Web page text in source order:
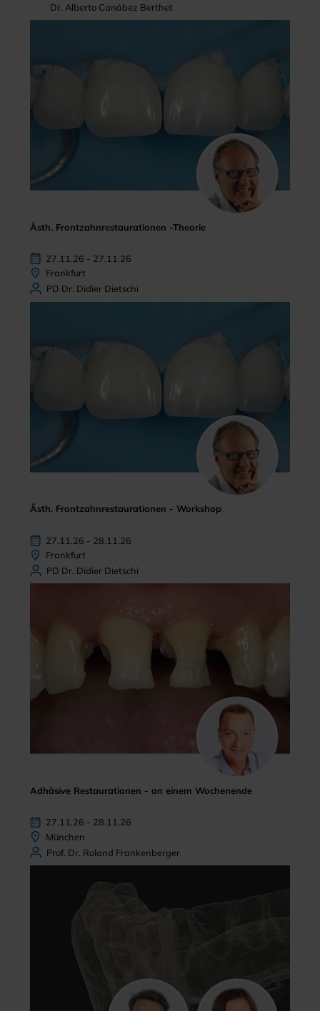
Dr. Alberto Canábez Berthet
Ästh. Frontzahnrestaurationen -Theorie
27.11.26 - 27.11.26
Frankfurt
PD Dr. Didier Dietschi
Ästh. Frontzahnrestaurationen - Workshop
27.11.26 - 28.11.26
Frankfurt
PD Dr. Didier Dietschi
Adhäsive Restaurationen - an einem Wochenende
27.11.26 - 28.11.26
München
Prof. Dr. Roland Frankenberger